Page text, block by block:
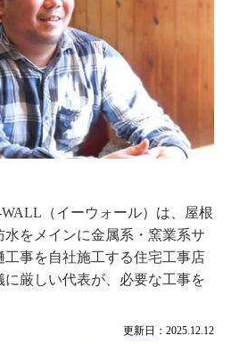
更新日：2025.12.12
（イーウォール）は、屋根
をメインに金属系・窯業系サ
事を自社施工する住宅工事店
厳しい代表が、必要な工事を